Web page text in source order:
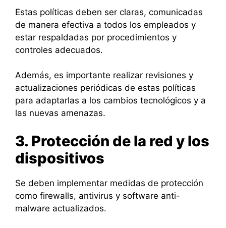
Estas políticas deben ser claras, comunicadas
de manera efectiva a todos los empleados y
estar respaldadas por procedimientos y
controles adecuados.
Además, es importante realizar revisiones y
actualizaciones periódicas de estas políticas
para adaptarlas a los cambios tecnológicos y a
las nuevas amenazas.
3. Protección de la red y los
dispositivos
Se deben implementar medidas de protección
como firewalls, antivirus y software anti-
malware actualizados.